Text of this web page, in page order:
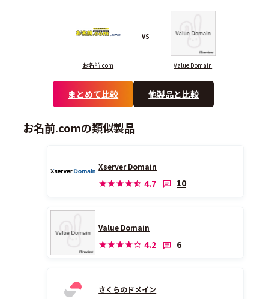
お名前.com
VS
Value Domain
まとめて比較 他製品と比較
お名前.comの類似製品
Xserver Domain
4.7 10
Value Domain
4.2 6
さくらのドメイン